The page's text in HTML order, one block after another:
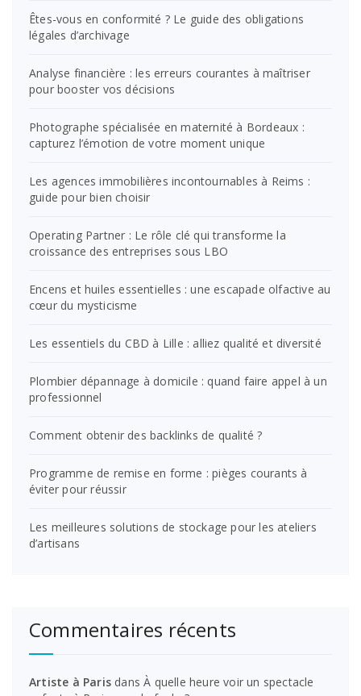
Êtes-vous en conformité ? Le guide des obligations
légales d’archivage
Analyse financière : les erreurs courantes à maîtriser
pour booster vos décisions
Photographe spécialisée en maternité à Bordeaux :
capturez l’émotion de votre moment unique
Les agences immobilières incontournables à Reims :
guide pour bien choisir
Operating Partner : Le rôle clé qui transforme la
croissance des entreprises sous LBO
Encens et huiles essentielles : une escapade olfactive au
cœur du mysticisme
Les essentiels du CBD à Lille : alliez qualité et diversité
Plombier dépannage à domicile : quand faire appel à un
professionnel
Comment obtenir des backlinks de qualité ?
Programme de remise en forme : pièges courants à
éviter pour réussir
Les meilleures solutions de stockage pour les ateliers
d’artisans
Commentaires récents
Artiste à Paris dansÀ quelle heure voir un spectacle